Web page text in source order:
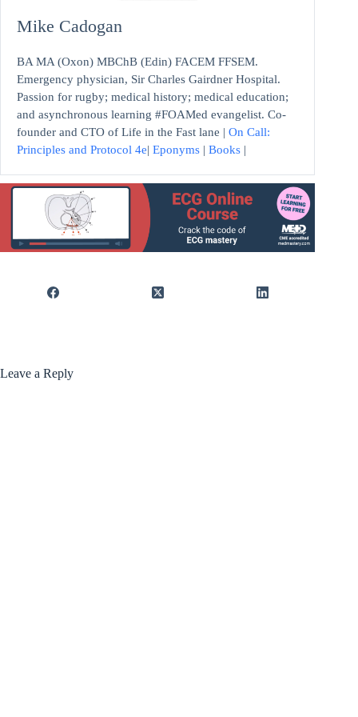
Mike Cadogan
BA MA (Oxon) MBChB (Edin) FACEM FFSEM.
Emergency physician, Sir Charles Gairdner Hospital.
Passion for rugby; medical history; medical education;
and asynchronous learning #FOAMed evangelist. Co-
founder and CTO of Life in the Fast lane | On Call:
Principles and Protocol 4e| Eponyms | Books |
Leave a Reply